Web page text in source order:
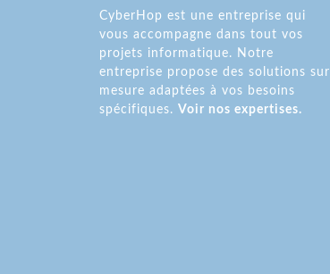
CyberHop est une entreprise qui
vous accompagne dans tout vos
projets informatique. Notre
entreprise propose des solutions sur
mesure adaptées à vos besoins
spécifiques. Voir nos expertises.